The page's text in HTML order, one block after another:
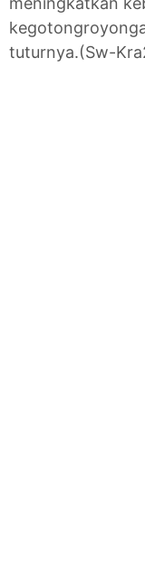
tuturnya.(Sw-